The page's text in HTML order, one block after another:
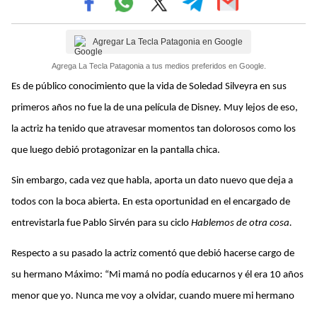
Agregar La Tecla Patagonia en Google
Agrega La Tecla Patagonia a tus medios preferidos en Google.
Es de público conocimiento que la vida de Soledad Silveyra en sus
primeros años no fue la de una película de Disney. Muy lejos de eso,
la actriz ha tenido que atravesar momentos tan dolorosos como los
que luego debió protagonizar en la pantalla chica.
Sin embargo, cada vez que habla, aporta un dato nuevo que deja a
todos con la boca abierta. En esta oportunidad en el encargado de
entrevistarla fue Pablo Sirvén para su ciclo Hablemos de otra cosa.
Respecto a su pasado la actriz comentó que debió hacerse cargo de
su hermano Máximo: “Mi mamá no podía educarnos y él era 10 años
menor que yo. Nunca me voy a olvidar, cuando muere mi hermano